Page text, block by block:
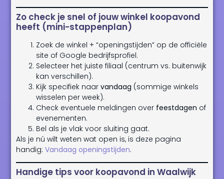
Zo check je snel of jouw winkel koopavond
heeft (mini-stappenplan)
Zoek de winkel + “openingstijden” op de officiële
site of Google bedrijfsprofiel.
Selecteer het juiste filiaal (centrum vs. buitenwijk
kan verschillen).
Kijk specifiek naarvandaag (sommige winkels
wisselen per week).
Check eventuele meldingen over feestdagen of
evenementen.
Bel als je vlak voor sluiting gaat.
Als je nú wilt weten wat open is, is deze pagina
handig:Vandaag openingstijden.
Handige tips voor koopavond in Waalwijk